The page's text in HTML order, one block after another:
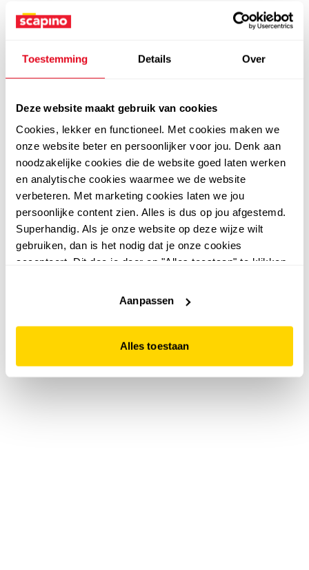
Toestemming Details Over
Deze website maakt gebruik van cookies
Cookies, lekker en functioneel. Met cookies maken we
onze website beter en persoonlijker voor jou. Denk aan
noodzakelijke cookies die de website goed laten werken
en analytische cookies waarmee we de website
verbeteren. Met marketing cookies laten we jou
persoonlijke content zien. Alles is dus op jou afgestemd.
Superhandig. Als je onze website op deze wijze wilt
gebruiken, dan is het nodig dat je onze cookies
accepteert. Dit doe je door op "Alles toestaan" te klikken.
website niet optimaal functioneert.
Aanpassen
Alles toestaan